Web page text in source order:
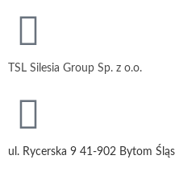
TSL Silesia Group Sp. z o.o.
ul. Rycerska 9 41-902 Bytom